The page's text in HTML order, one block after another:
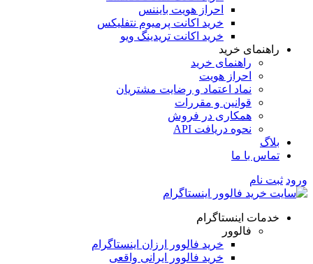
احراز هویت بایننس
خرید اکانت پرمیوم نتفلیکس
خرید اکانت تریدینگ ویو
خرید
راهنمای خرید
احراز هویت
نماد اعتماد و رضایت مشتریان
قوانین و مقررات
همکاری در فروش
نحوه دریافت API
با ما
نام
اینستاگرام
خرید فالوور ارزان اینستاگرام
خرید فالوور ایرانی واقعی